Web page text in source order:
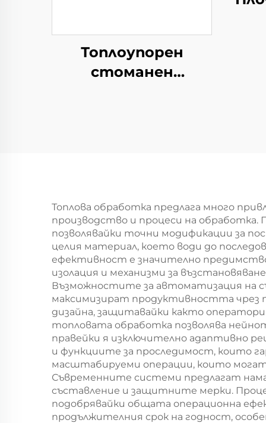
Топлоупорен
стоманен
Топлова обработка предлага много
производство и процеси на
позволявайки точни модификации за
целия материал, което води до
ефективност е значително
изолация и механизми за
Възможностите за автоматизация на
максимизират продуктивността чрез
дизайна, защитавайки както
топловата обработка позволява
правейки я изключително адаптивно
и функциите за проследимост, които
масштабируеми операции, които
Съвременните системи предлагат
съставление и защитните мерки.
подобрявайки общата операционна
продължителния срок на годност,